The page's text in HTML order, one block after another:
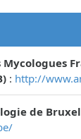
: http://
de